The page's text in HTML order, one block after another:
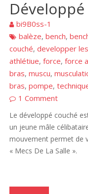
bi9B0ss-1
balèze,bench,
couché,developper
athlétiue,force,force
bras,muscu,
bras,pompe,
1 Comment
Le développé couché
un jeune mâle
mouvement permet de
« Mecs De La Salle ».